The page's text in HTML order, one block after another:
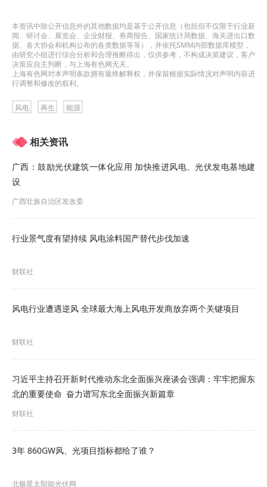
促进农村能源绿色低碳转型、实现碳达峰碳中和意
义重大。为贯彻《中共中央、国务院关于学习运
用“千村示范、万村整治”工程经验 有力有效推进乡
村全面振兴的意见》精神，落实《“十四五”可再生能
关事项通知如下。
一、总体要求
（一）指导思想
合作”能源安全新战略，锚定碳达峰碳中和目标，实
施“千乡万村驭风行动”，促进农村地区风电就地就近
开发利用，创新开发利用场景、投资建设模式和收
转型、建设宜居宜业和美乡村提供有力支撑。
（二）基本原则
因地制宜、统筹谋划。以各地农村风能资源和零散
空闲土地资源为基础，统筹经济社会发展、生态环
本资讯中除公开信息外的其他数据均是基于公开信息（包括但不仅限于行业新
闻、研讨会、展览会、企业财报、券商报告、国家统计局数据、海关进出口数
据、各大协会和机构公布的各类数据等等），并依托SMM内部数据库模型，
由研究小组进行综合分析和合理推断得出，仅供参考，不构成决策建议，客户
决策应自主判断，与上海有色网无关。
上海有色网对本声明条款拥有最终解释权，并保留根据实际情况对声明内容进
行调整和修改的权利。
风电 再生 能源
相关资讯
广西：鼓励光伏建筑一体化应用 加快推进风电、光伏发电基地建
设
广西壮族自治区发改委
行业景气度有望持续 风电涂料国产替代步伐加速
财联社
风电行业遭遇逆风 全球最大海上风电开发商放弃两个关键项目
财联社
习近平主持召开新时代推动东北全面振兴座谈会强调：牢牢把握东
北的重要使命 奋力谱写东北全面振兴新篇章
财联社
3年 860GW风、光项目指标都给了谁？
北极星太阳能光伏网